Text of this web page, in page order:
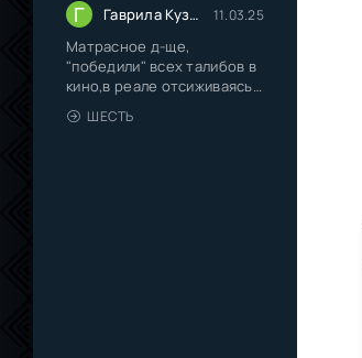
Г Гаврила Кузмич Иванов 11.03.25
Матрасное д-ще,
"победили" всех талибов в
кино,в реале отсиживаясь
на
ШЕСТЬ